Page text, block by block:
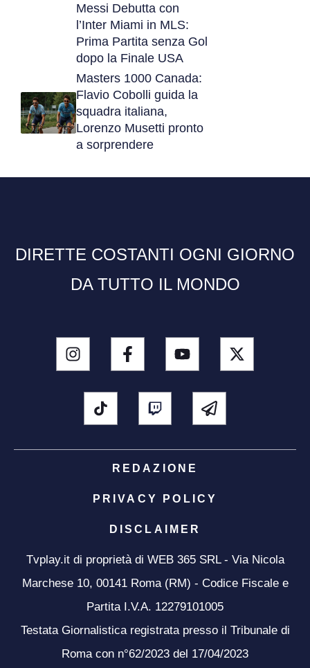
Messi Debutta con
l’Inter Miami in MLS:
Prima Partita senza Gol
dopo la Finale USA
Masters 1000 Canada:
Flavio Cobolli guida la
squadra italiana,
Lorenzo Musetti pronto
a sorprendere
DIRETTE COSTANTI OGNI GIORNO
DA TUTTO IL MONDO
REDAZIONE
PRIVACY POLICY
DISCLAIMER
Tvplay.it di proprietà di WEB 365 SRL - Via Nicola
Marchese 10, 00141 Roma (RM) - Codice Fiscale e
Partita I.V.A. 12279101005
Testata Giornalistica registrata presso il Tribunale di
Roma con n°62/2023 del 17/04/2023